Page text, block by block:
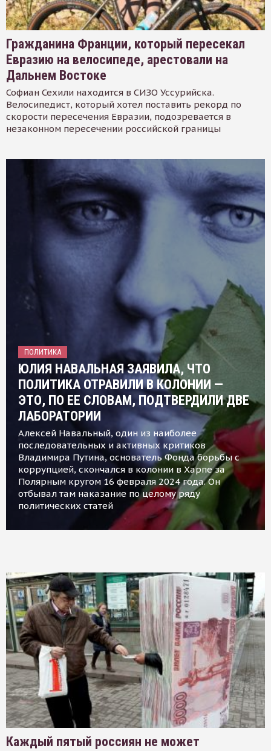
Гражданина Франции, который пересекал
Евразию на велосипеде, арестовали на
Дальнем Востоке
Софиан Сехили находится в СИЗО Уссурийска.
Велосипедист, который хотел поставить рекорд по
скорости пересечения Евразии, подозревается в
незаконном пересечении российской границы
ПОЛИТИКА
ЮЛИЯ НАВАЛЬНАЯ ЗАЯВИЛА, ЧТО
ПОЛИТИКА ОТРАВИЛИ В КОЛОНИИ —
ЭТО, ПО ЕЕ СЛОВАМ, ПОДТВЕРДИЛИ ДВЕ
ЛАБОРАТОРИИ
Алексей Навальный, один из наиболее
последовательных и активных критиков
Владимира Путина, основатель Фонда борьбы с
коррупцией, скончался в колонии в Харпе за
Полярным кругом 16 февраля 2024 года. Он
отбывал там наказание по целому ряду
политических статей
Каждый пятый россиян не может